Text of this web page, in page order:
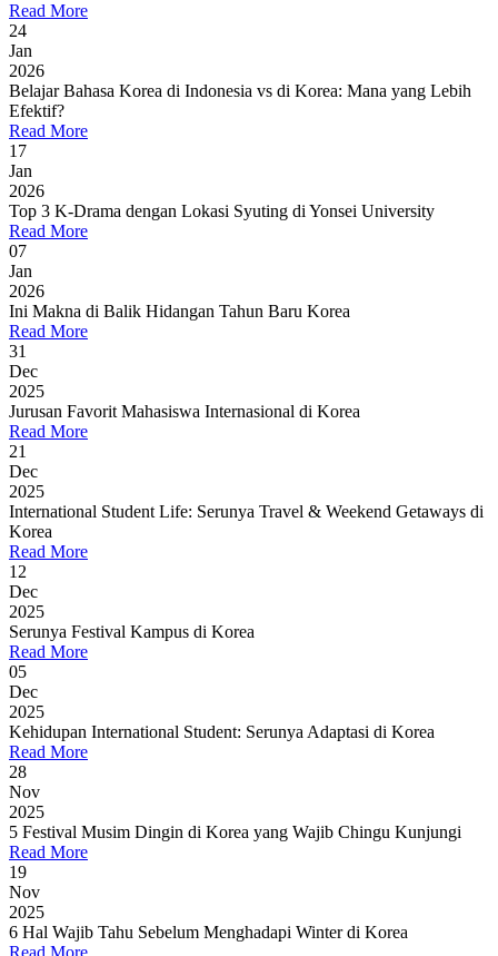
Read More
24
Jan
2026
Belajar Bahasa Korea di Indonesia vs di Korea: Mana yang Lebih
Efektif?
Read More
17
Jan
2026
Top 3 K-Drama dengan Lokasi Syuting di Yonsei University
Read More
07
Jan
2026
Ini Makna di Balik Hidangan Tahun Baru Korea
Read More
31
Dec
2025
Jurusan Favorit Mahasiswa Internasional di Korea
Read More
21
Dec
2025
International Student Life: Serunya Travel & Weekend Getaways di
Korea
Read More
12
Dec
2025
Serunya Festival Kampus di Korea
Read More
05
Dec
2025
Kehidupan International Student: Serunya Adaptasi di Korea
Read More
28
Nov
2025
5 Festival Musim Dingin di Korea yang Wajib Chingu Kunjungi
Read More
19
Nov
2025
6 Hal Wajib Tahu Sebelum Menghadapi Winter di Korea